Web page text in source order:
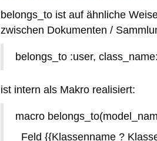
belongs_to ist auf ähnliche
zwischen Dokumenten /
belongs_to :user,
ist intern als Makro realisiert:
macro
Feld {{Klassenname ?